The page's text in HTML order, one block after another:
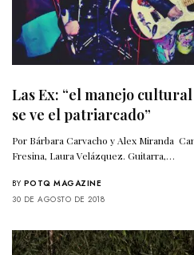
Las Ex: “el manejo
se ve el patriarcado”
Por Bárbara Carvacho y Alex Miranda
Fresina, Laura Velázquez. Guitarra,…
BY POTQ MAGAZINE
30 DE AGOSTO DE 2018